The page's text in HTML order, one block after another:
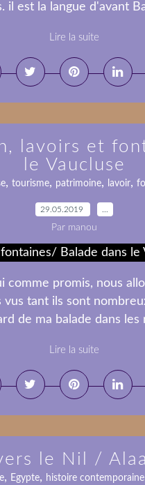
il est la langue d'avant
Lire la suite
lavoirs et
le Vaucluse
, tourisme, patrimoine, lavoir,
29.05.2019
Par manou
comme promis, nous
vus tant ils sont
de ma balade dans les
Lire la suite
le Nil /
, Egypte, histoire contemporaine